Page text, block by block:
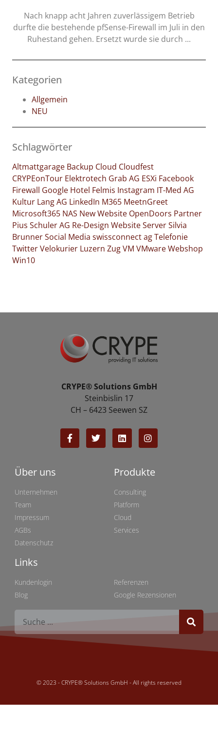
Nach knapp acht Jahren zuverlässigem Betrieb
durfte die bestehende pfSense-Firewall im Juli in den
Ruhestand gehen. Ersetzt wurde sie durch ...
Kategorien
Allgemein
NEU
Schlagwörter
Altmattgarage Backup Cloud Cloudfest
CRYPEonTour Elektrotech Grab AG ESXi Facebook
Firewall Google Hotel Felmis Instagram IT-Med AG
Kultur Lang AG LinkedIn M365 MeetnGreet
Microsoft365 NAS New Website OpenDoors Partner
Pius Schuler AG Re-Design WebsiteServerSilvia
BrunnerSocial Media swissconnect agTelefonie
TwitterVelokurier Luzern ZugVM VMwareWebshop
Win10
CRYPE® Solutions GmbH
Steinbislin 17
CH – 6423 Seewen SZ
Über uns
Unternehmen
Team
Impressum
AGBs
Datenschutz
Produkte
Consulting
Platform
Cloud
Services
Links
Kundenlogin
Blog
Referenzen
Google Rezensionen
© 2023 - CRYPE® Solutions GmbH - All rights reserved